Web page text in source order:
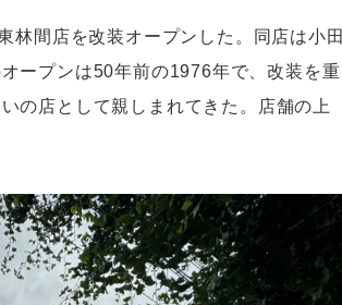
世界最大級の食品見本市SIALパリの新商品国際審査
創刊編集長就任。24年10月、メディアの『リテー
団法人日本惣菜協会『中食2030』（ダイヤモンド
ル大学リテール・マネジメント・プログラム・オ
委員なども務める。ファイナンス修士（専門職）
林間店を改装オープンした。同店は小田
ープンは50年前の1976年で、改装を重
の店として親しまれてきた。店舗の上